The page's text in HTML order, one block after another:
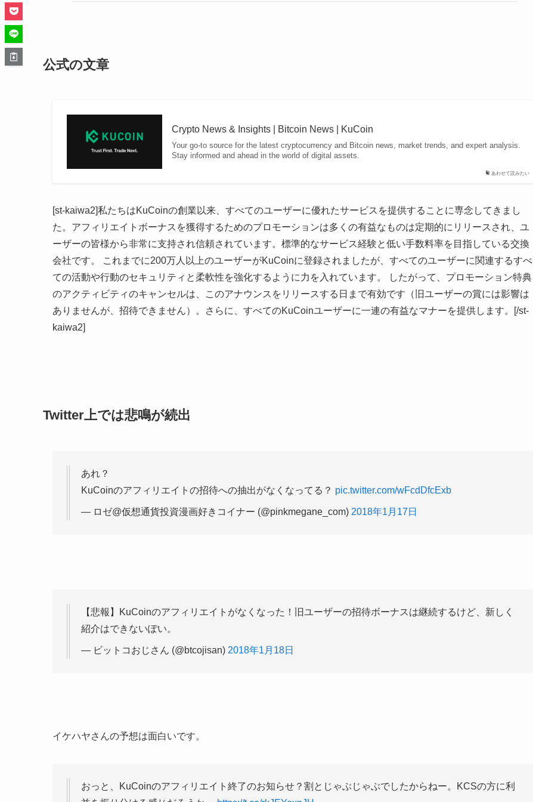
公式の文章
あわせて読みたい
Crypto News & Insights | Bitcoin News | KuCoin
Your go-to source for the latest cryptocurrency and Bitcoin news, market trends, and expert analysis.
Stay informed and ahead in the world of digital assets.
[st-kaiwa2]私たちはKuCoinの創業以来、すべてのユーザーに優れたサービスを提供することに専念してきまし
た。アフィリエイトボーナスを獲得するためのプロモーションは多くの有益なものは定期的にリリースされ、ユ
ーザーの皆様から非常に支持され信頼されています。標準的なサービス経験と低い手数料率を目指している交換
会社です。 これまでに200万人以上のユーザーがKuCoinに登録されましたが、すべてのユーザーに関連するすべ
ての活動や行動のセキュリティと柔軟性を強化するように力を入れています。 したがって、プロモーション特典
のアクティビティのキャンセルは、このアナウンスをリリースする日まで有効です（旧ユーザーの賞には影響は
ありませんが、招待できません）。さらに、すべてのKuCoinユーザーに一連の有益なマナーを提供します。[/st-
kaiwa2]
Twitter上では悲鳴が続出
あれ？
KuCoinのアフィリエイトの招待への抽出がなくなってる？ pic.twitter.com/wFcdDfcExb
— ロゼ@仮想通貨投資漫画好きコイナー (@pinkmegane_com) 2018年1月17日
【悲報】KuCoinのアフィリエイトがなくなった！旧ユーザーの招待ボーナスは継続するけど、新しく
紹介はできないぽい。
— ビットコおじさん (@btcojisan) 2018年1月18日
イケハヤさんの予想は面白いです。
おっと、KuCoinのアフィリエイト終了のお知らせ？割とじゃぶじゃぶでしたからねー。KCSの方に利